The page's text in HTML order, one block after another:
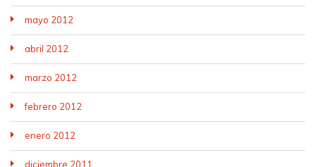
mayo 2012
abril 2012
marzo 2012
febrero 2012
enero 2012
diciembre 2011